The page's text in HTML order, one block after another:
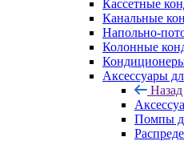
Кассетные
Канальные
Напольно-
Колонные
Аксессуары
Назад
Помпы